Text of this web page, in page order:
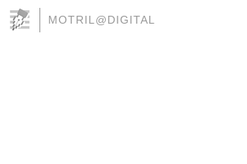
MOTRIL@DIGITAL